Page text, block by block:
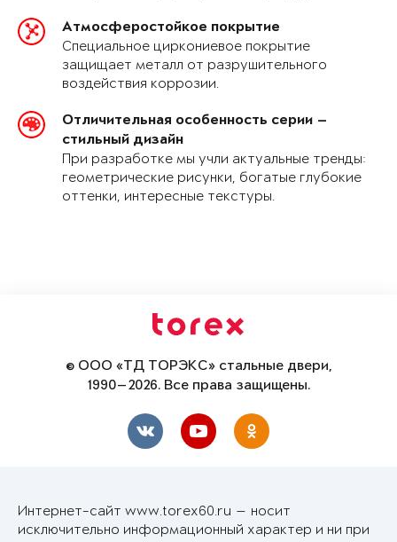
Атмосферостойкое покрытие
Специальное циркониевое покрытие
защищает металл от разрушительного
воздействия коррозии.
Отличительная особенность серии —
стильный дизайн
При разработке мы учли актуальные тренды:
геометрические рисунки, богатые глубокие
оттенки, интересные текстуры.
© ООО «ТД ТОРЭКС» стальные двери,
1990—2026. Все права защищены.
Интернет-сайт www.torex60.ru — носит
исключительно информационный характер и ни при